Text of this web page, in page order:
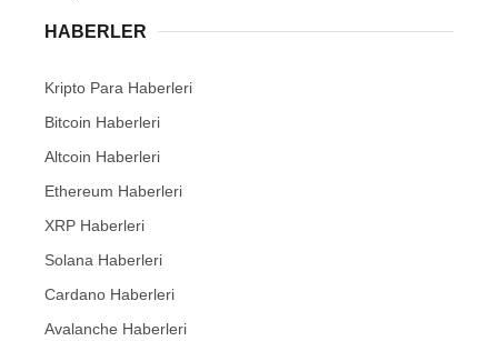
HABERLER
Kripto Para Haberleri
Bitcoin Haberleri
Altcoin Haberleri
Ethereum Haberleri
XRP Haberleri
Solana Haberleri
Cardano Haberleri
Avalanche Haberleri